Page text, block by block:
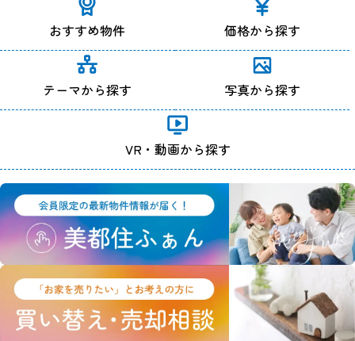
クッキー（Cookie）について
当サイトではサービスの機能実現のための情報収集手段とし
て、クッキーを使用する場合があります。
クッキーとは、お客様がWebサイトを訪れた際に、お客様のコ
ンピューター内に記録される小さな情報（テキストファイル）
これにより一度入力いただいた情報を次回より再度入力してい
ただく手間が省けます。
ただし、記録される情報にはお客様個人を特定するものは一切
含まれません。
当サイトで利用するクッキーの情報は、当サイトのサービスを
利用する以外にはまったく意味のない情報です。
こうしたクッキーを利用した情報収集が不本意でしたら、ご使
用のブラウザでクッキーの受け入れを拒否する設定をすること
も可能です。
ただし、クッキーを受け入れない設定にすると、当サイトのい
くつかのサービス・機能が正しく作動しない場合もありますの
で、ご了承ください。
おすすめ物件 価格から探す
テーマから探す 写真から探す
VR・動画から探す